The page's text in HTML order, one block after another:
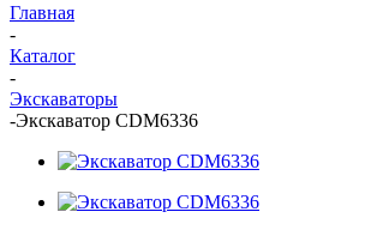
Главная
-
Каталог
-
Экскаваторы
-Экскаватор CDM6336